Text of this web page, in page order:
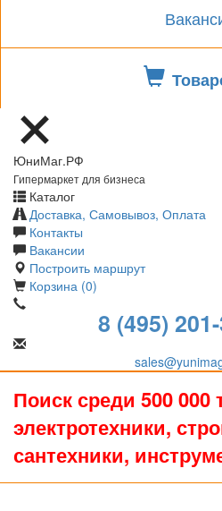
ЮниМаг.РФ
Гипермаркет для бизнеса
Каталог
Доставка, Самовывоз, Оплата
Контакты
Вакансии
Построить маршрут
Корзина (0)
8 (495)
Поиск среди 500 000
электротехники,
сантехники,